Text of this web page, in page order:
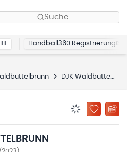
Suche
Handball360 Registrierung
DJK Waldbüttelbrunn
ZU